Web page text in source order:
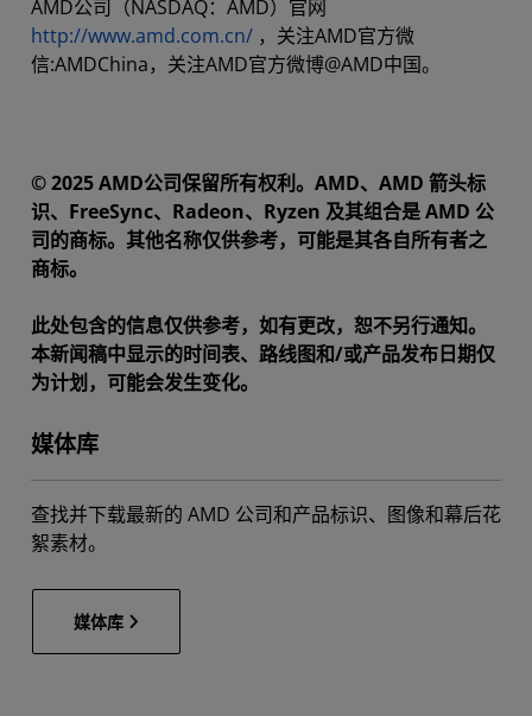
AMD公司（NASDAQ：AMD）官网
http://www.amd.com.cn/ ，关注AMD官方微
信:AMDChina，关注AMD官方微博@AMD中国。
© 2025 AMD公司保留所有权利。AMD、AMD 箭头标
识、FreeSync、Radeon、Ryzen 及其组合是 AMD 公
司的商标。其他名称仅供参考，可能是其各自所有者之
商标。
此处包含的信息仅供参考，如有更改，恕不另行通知。
本新闻稿中显示的时间表、路线图和/或产品发布日期仅
为计划，可能会发生变化。
媒体库
查找并下载最新的 AMD 公司和产品标识、图像和幕后花
絮素材。
媒体库